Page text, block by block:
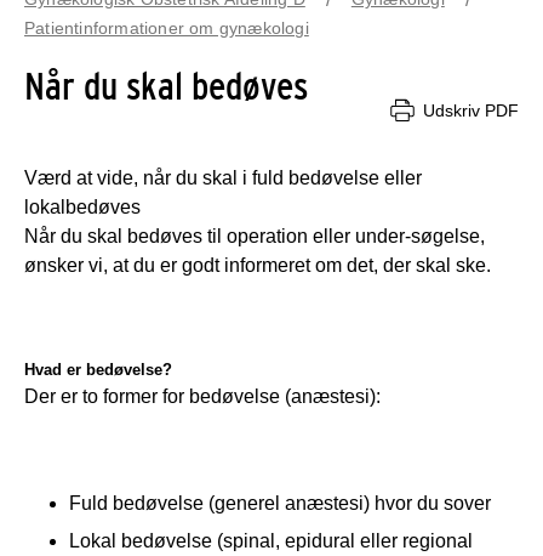
Patientinformationer om gynækologi
Når du skal bedøves
Udskriv PDF
Værd at vide, når du skal i fuld bedøvelse eller
lokalbedøves
Når du skal bedøves til operation eller under-søgelse,
ønsker vi, at du er godt informeret om det, der skal ske.
Hvad er bedøvelse?
Der er to former for bedøvelse (anæstesi):
Fuld bedøvelse (generel anæstesi) hvor du sover
Lokal bedøvelse (spinal, epidural eller regional